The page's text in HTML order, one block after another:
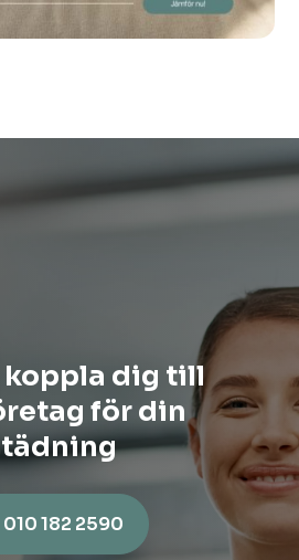
koppla dig till
för din
010 182 2590